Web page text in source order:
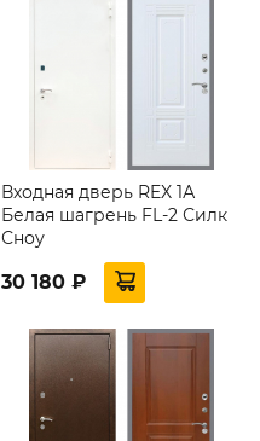
Входная дверь REX 1А
Белая шагрень FL-2 Силк
Сноу
30 180 ₽